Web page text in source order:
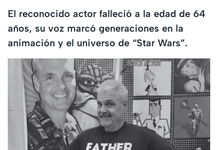
El reconocido actor falleció a la edad de 64
años, su voz marcó generaciones en la
animación y el universo de “Star Wars”.